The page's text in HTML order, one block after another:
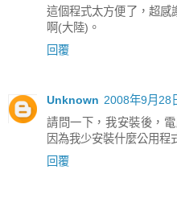
這個程式太方便了，超感
啊(大陸)。
回覆
Unknown 2008年9月28
請問一下，我安裝後，
因為我少安裝什麼公用程
回覆